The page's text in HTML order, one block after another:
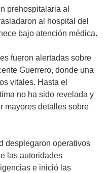
prehospitalaria al
al hospital del
bajo atención médica.
fueron alertadas sobre
Guerrero, donde una
vitales. Hasta el
no ha sido revelada y
mayores detalles sobre
desplegaron operativos
las autoridades
e inició las